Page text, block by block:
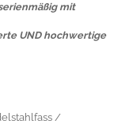
mit
UND hochwertige
/